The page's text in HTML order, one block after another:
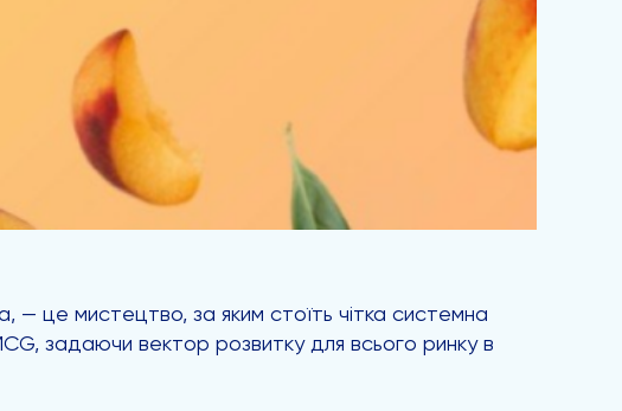
це мистецтво, за яким стоїть чітка системна
задаючи вектор розвитку для всього ринку в